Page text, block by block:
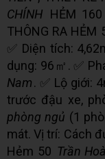
CHÍNH HẺM
THÔNG RA HẺM
✅ Diện tích:
dụng: 96㎡. ✅
Nam. ✅ Lộ giới:
trước đậu xe,
phòng ngủ (1
mát. Vị trí: Cách
Hẻm 50 Trần